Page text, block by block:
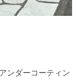
ンダーコーティン